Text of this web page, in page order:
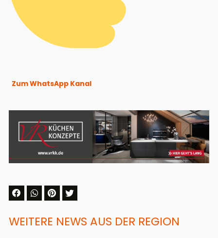
Zum WhatsApp Kanal
WEITERE NEWS AUS DER REGION